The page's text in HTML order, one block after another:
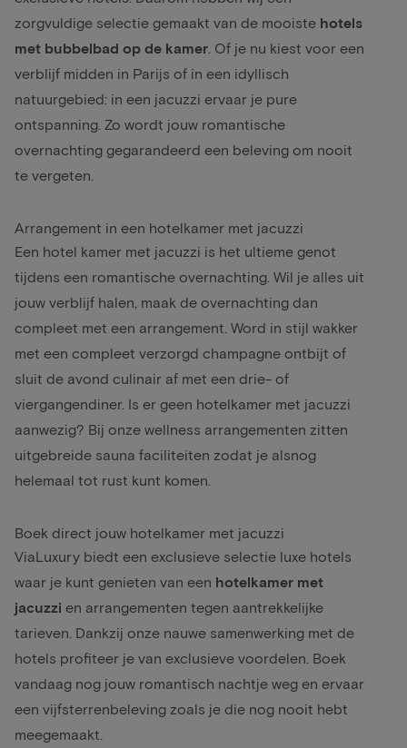
zorgvuldige selectie gemaakt van de mooiste hotels
met bubbelbad op de kamer . Of je nu kiest voor een
verblijf midden in Parijs of in een idyllisch
natuurgebied: in een jacuzzi ervaar je pure
ontspanning. Zo wordt jouw romantische
overnachting gegarandeerd een beleving om nooit
te vergeten.
Arrangement in een hotelkamer met jacuzzi
Een hotel kamer met jacuzzi is het ultieme genot
tijdens een romantische overnachting. Wil je alles uit
jouw verblijf halen, maak de overnachting dan
compleet met een arrangement. Word in stijl wakker
met een compleet verzorgd champagne ontbijt of
sluit de avond culinair af met een drie- of
viergangendiner. Is er geen hotelkamer met jacuzzi
aanwezig? Bij onze wellness arrangementen zitten
uitgebreide sauna faciliteiten zodat je alsnog
helemaal tot rust kunt komen.
Boek direct jouw hotelkamer met jacuzzi
ViaLuxury biedt een exclusieve selectie luxe hotels
waar je kunt genieten van een hotelkamer met
jacuzzi en arrangementen tegen aantrekkelijke
tarieven. Dankzij onze nauwe samenwerking met de
hotels profiteer je van exclusieve voordelen. Boek
vandaag nog jouw romantisch nachtje weg en ervaar
een vijfsterrenbeleving zoals je die nog nooit hebt
meegemaakt.